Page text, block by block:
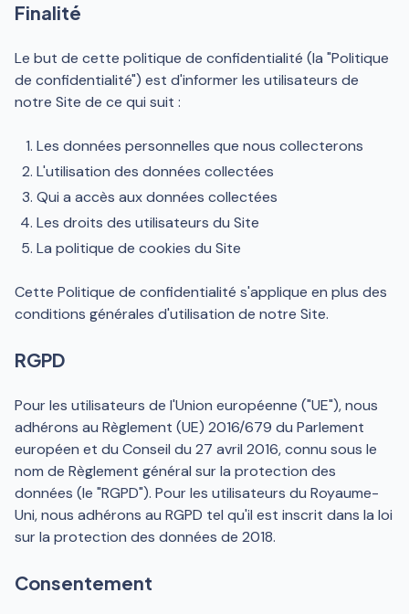
Finalité
Le but de cette politique de confidentialité (la "Politique
de confidentialité") est d'informer les utilisateurs de
notre Site de ce qui suit :
Les données personnelles que nous collecterons
L'utilisation des données collectées
Qui a accès aux données collectées
Les droits des utilisateurs du Site
La politique de cookies du Site
Cette Politique de confidentialité s'applique en plus des
conditions générales d'utilisation de notre Site.
RGPD
Pour les utilisateurs de l'Union européenne ("UE"), nous
adhérons au Règlement (UE) 2016/679 du Parlement
européen et du Conseil du 27 avril 2016, connu sous le
nom de Règlement général sur la protection des
données (le "RGPD"). Pour les utilisateurs du Royaume-
Uni, nous adhérons au RGPD tel qu'il est inscrit dans la loi
sur la protection des données de 2018.
Consentement